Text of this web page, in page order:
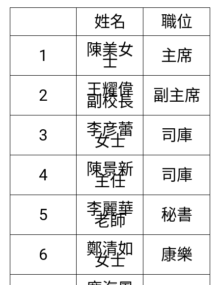
姓名
職位
1
陳美女
士 主席
2 王耀偉
副校長 副主席
3 李彦蕾
女士 司庫
4 陳景新
主任 司庫
5 李麗華
老師 秘書
6 鄭清如
女士 康樂